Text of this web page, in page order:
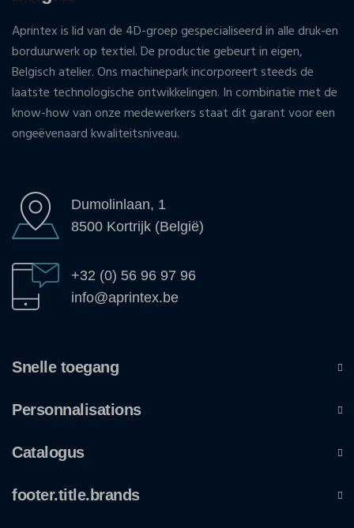
Aprintex is lid van de 4D-groep gespecialiseerd in alle druk-en
borduurwerk op textiel. De productie gebeurt in eigen,
Belgisch atelier. Ons machinepark incorporeert steeds de
laatste technologische ontwikkelingen. In combinatie met de
know-how van onze medewerkers staat dit garant voor een
ongeëvenaard kwaliteitsniveau.
Dumolinlaan, 1
8500 Kortrijk (België)
+32 (0) 56 96 97 96
info@aprintex.be
Snelle toegang
Personnalisations
Catalogus
footer.title.brands